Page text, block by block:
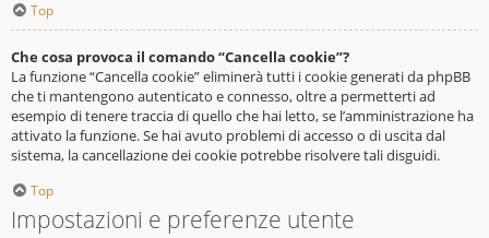
Top
Che cosa provoca il comando “Cancella cookie”?
La funzione “Cancella cookie” eliminerà tutti i cookie generati da phpBB
che ti mantengono autenticato e connesso, oltre a permetterti ad
esempio di tenere traccia di quello che hai letto, se l’amministrazione ha
attivato la funzione. Se hai avuto problemi di accesso o di uscita dal
sistema, la cancellazione dei cookie potrebbe risolvere tali disguidi.
Top
Impostazioni e preferenze utente